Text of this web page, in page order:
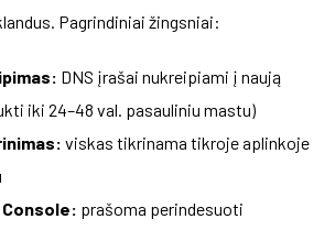
Pagrindiniai žingsniai:
DNS įrašai nukreipiami į naują
iki 24–48 val. pasauliniu mastu)
viskas tikrinama tikroje aplinkoje
Console: prašoma perindesuoti